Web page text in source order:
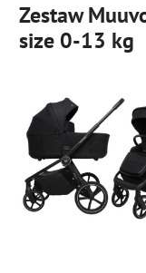
Zestaw
size 0-13 kg